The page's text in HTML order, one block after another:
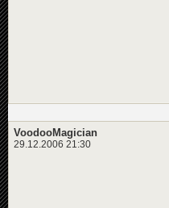
VoodooMagician
29.12.2006 21:30